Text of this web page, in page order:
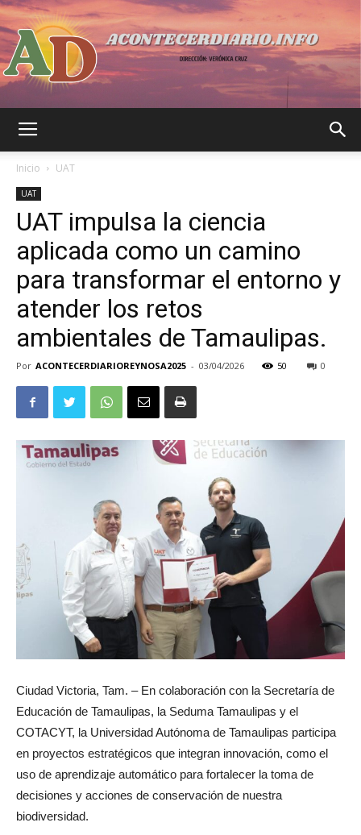
Diario
Inicio UAT
UAT
UAT impulsa la ciencia
aplicada como un camino
para transformar el entorno y
atender los retos
ambientales de Tamaulipas.
Por ACONTECERDIARIOREYNOSA2025 - 03/04/2026 50 0
Ciudad Victoria, Tam. – En colaboración con la Secretaría de
Educación de Tamaulipas, la Seduma Tamaulipas y el
COTACYT, la Universidad Autónoma de Tamaulipas participa
en proyectos estratégicos que integran innovación, como el
uso de aprendizaje automático para fortalecer la toma de
decisiones y acciones de conservación de nuestra
biodiversidad.